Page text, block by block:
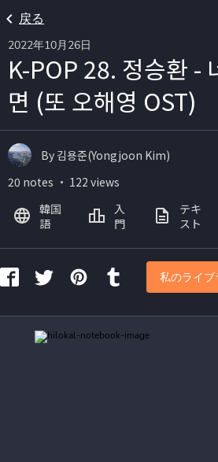
戻る
2022年10月26日
K-POP 28. 정승환 -
면 (또 오해영 OST)
By 김용준(Yongjoon Kim)
20 notes ・ 122 views
韓国
語
入
門
テキ
スト
私のライ